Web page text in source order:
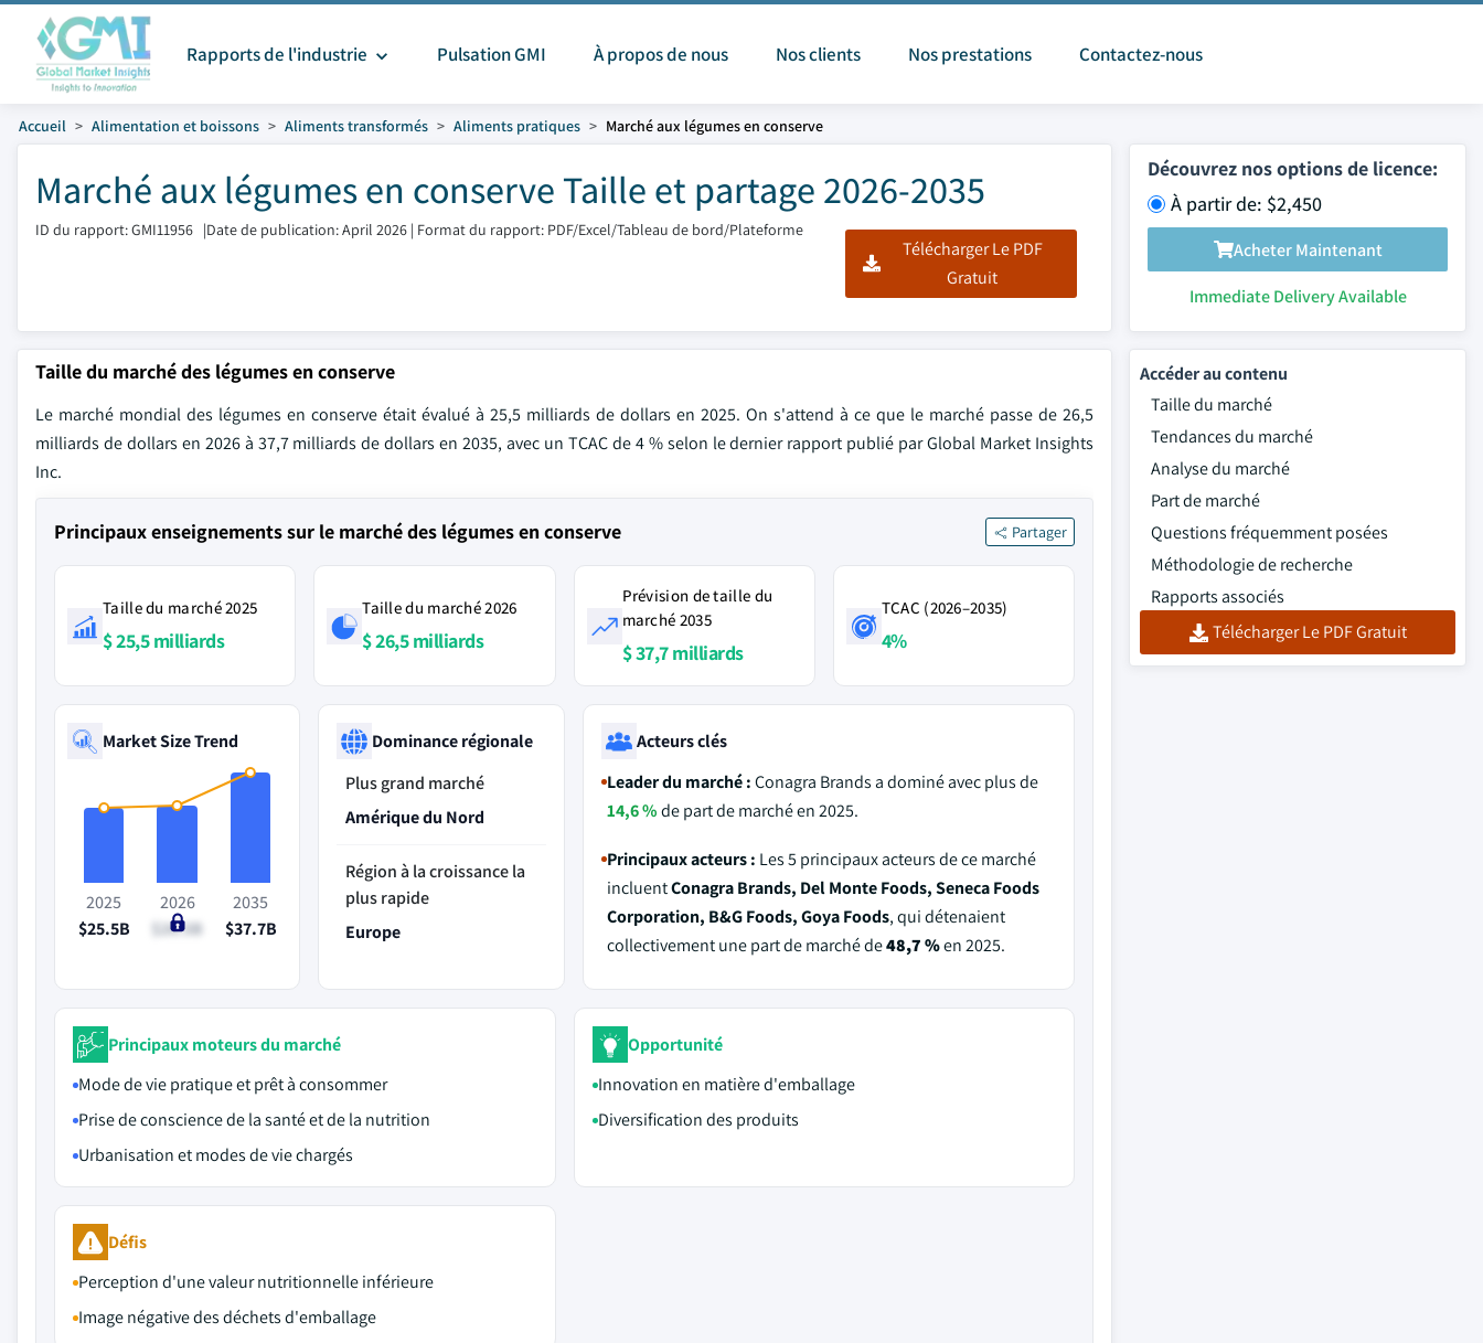
Rapports de l'industrie Pulsation GMI À propos de nous Nos clients Nos prestations Contactez-nous
Accueil Alimentation et boissons Aliments transformés Aliments pratiques Marché aux légumes en conserve
Marché aux légumes en conserve Taille et partage 2026-2035
ID du rapport: GMI11956 |Date de publication: April 2026 | Format du rapport: PDF/Excel/Tableau de bord/Plateforme
Télécharger Le PDF
Gratuit
Découvrez nos options de licence:
À partir de: $2,450
Acheter Maintenant
Immediate Delivery Available
Taille du marché des légumes en conserve
Le marché mondial des légumes en conserve était évalué à 25,5 milliards de dollars en 2025. On s'attend à ce que le marché passe de 26,5
milliards de dollars en 2026 à 37,7 milliards de dollars en 2035, avec un TCAC de 4 % selon le dernier rapport publié par Global Market Insights
Inc.
Principaux enseignements sur le marché des légumes en conserve Partager
Taille du marché 2025
$ 25,5 milliards
Taille du marché 2026
$ 26,5 milliards
Prévision de taille du
marché 2035
$ 37,7 milliards
TCAC (2026–2035)
4%
Market Size Trend
2025
$25.5B
2026
$26.5B
2035
$37.7B
Dominance régionale
Plus grand marché
Amérique du Nord
Région à la croissance la
plus rapide
Europe
Acteurs clés
Leader du marché :Conagra Brands a dominé avec plus de
14,6 %de part de marché en 2025.
Principaux acteurs : Les 5 principaux acteurs de ce marché
incluentConagra Brands, Del Monte Foods, Seneca Foods
Corporation, B&G Foods, Goya Foods, qui détenaient
collectivement une part de marché de48,7 %en 2025.
Principaux moteurs du marché
Mode de vie pratique et prêt à consommer
Prise de conscience de la santé et de la nutrition
Urbanisation et modes de vie chargés
Opportunité
Innovation en matière d'emballage
Diversification des produits
Défis
Perception d'une valeur nutritionnelle inférieure
Image négative des déchets d'emballage
Accéder au contenu
Taille du marché
Tendances du marché
Analyse du marché
Part de marché
Questions fréquemment posées
Méthodologie de recherche
Rapports associés
Télécharger Le PDF Gratuit